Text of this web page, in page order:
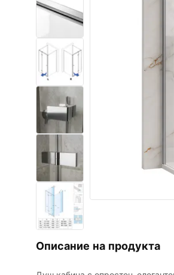
Комплект тоалетна чиния
биде WC
Умивалници
Вани и Паравани
Смесители за баня
Душ панели
Кухня
Описание на продукта